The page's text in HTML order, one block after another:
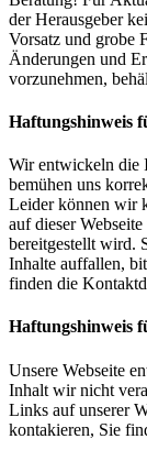
der Herausgeber
Vorsatz und grobe
Änderungen und
vorzunehmen,
Haftungshinweis
Wir entwickeln die
bemühen uns
Leider können wir
auf dieser
bereitgestellt wird.
Inhalte auffallen,
finden die
Haftungshinweis
Unsere Webseite
Inhalt wir nicht
Links auf unserer
kontakieren, Sie